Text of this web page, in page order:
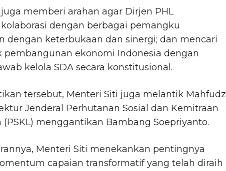
memberi arahan agar Dirjen PHL
dengan berbagai pemangku
dengan keterbukaan dan sinergi; dan mencari
pembangunan ekonomi Indonesia dengan
kelola SDA secara konstitusional.
tersebut, Menteri Siti juga melantik Mahfudz
Jenderal Perhutanan Sosial dan Kemitraan
menggantikan Bambang Soepriyanto.
Menteri Siti menekankan pentingnya
capaian transformatif yang telah diraih